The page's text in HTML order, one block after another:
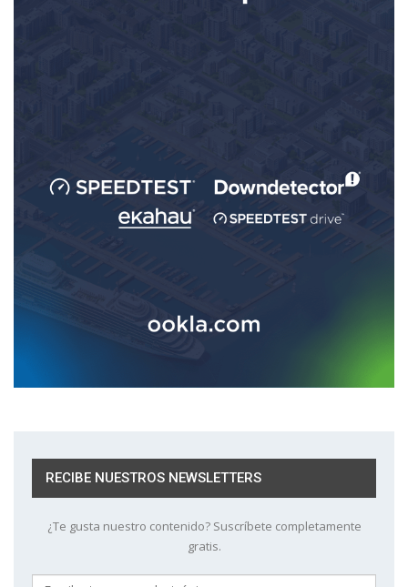
RECIBE NUESTROS NEWSLETTERS
¿Te gusta nuestro contenido? Suscríbete completamente
gratis.